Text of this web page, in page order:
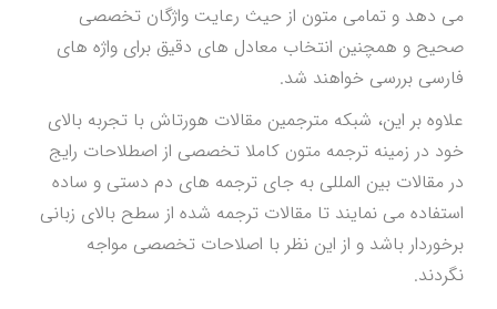
می دهد و تمامی متون از حیث رعایت واژگان تخصصی
صحیح و همچنین انتخاب معادل های دقیق برای واژه های
فارسی بررسی خواهند شد.
علاوه بر این، شبکه مترجمین مقالات هورتاش با تجربه بالای
خود در زمینه ترجمه متون کاملا تخصصی از اصطلاحات رایج
در مقالات بین المللی به جای ترجمه های دم دستی و ساده
استفاده می نمایند تا مقالات ترجمه شده از سطح بالای زبانی
برخوردار باشد و از این نظر با اصلاحات تخصصی مواجه
نگردند.